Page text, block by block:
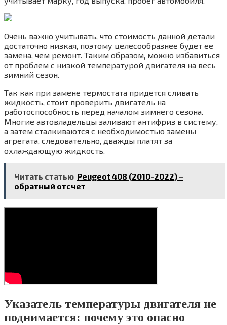
Очень важно учитывать, что стоимость данной детали
достаточно низкая, поэтому целесообразнее будет ее
замена, чем ремонт. Таким образом, можно избавиться
от проблем с низкой температурой двигателя на весь
зимний сезон.
Так как при замене термостата придется сливать
жидкость, стоит проверить двигатель на
работоспособность перед началом зимнего сезона.
Многие автовладельцы заливают антифриз в систему,
а затем сталкиваются с необходимостью замены
агрегата, следовательно, дважды платят за
охлаждающую жидкость.
Читать статью Peugeot 408 (2010-2022) –
обратный отсчет
Указатель температуры двигателя не
поднимается: почему это опасно